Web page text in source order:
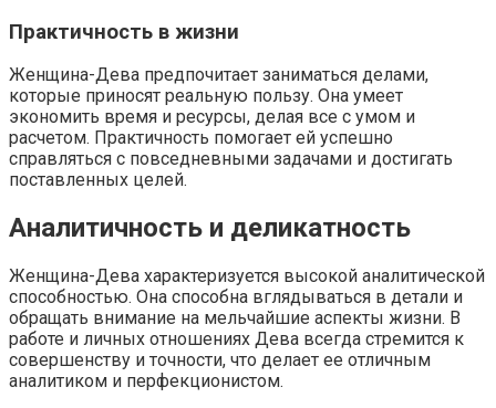
Практичность в жизни
Женщина-Дева предпочитает заниматься делами,
которые приносят реальную пользу. Она умеет
экономить время и ресурсы, делая все с умом и
расчетом. Практичность помогает ей успешно
справляться с повседневными задачами и достигать
поставленных целей.
Аналитичность и деликатность
Женщина-Дева характеризуется высокой аналитической
способностью. Она способна вглядываться в детали и
обращать внимание на мельчайшие аспекты жизни. В
работе и личных отношениях Дева всегда стремится к
совершенству и точности, что делает ее отличным
аналитиком и перфекционистом.